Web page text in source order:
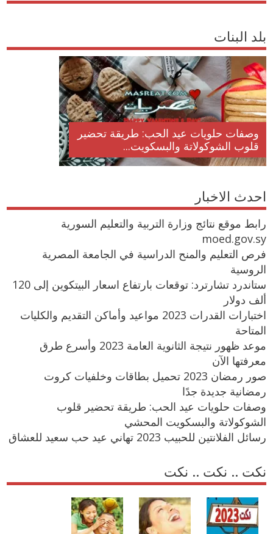
بلد البنات
وصفات حلويات عيد الحب: طريقة تحضير
قلوب الشوكولاتة والبسكويت...
احدث الاخبار
رابط موقع نتائج وزارة التربية والتعليم السورية
moed.gov.sy
فرص التعليم والمنح الدراسية في الجامعة المصرية
الروسية
ستاندرد تشارترد: توقعات بارتفاع اسعار البيتكوين إلى 120
ألف دولار
اختبارات القدرات 2023 مواعيد وأماكن التقديم والكليات
المتاحة
موعد ظهور نتيجة الثانوية العامة 2023 وأسرع طرق
معرفتها الآن
صور رمضان 2023 تحميل بطاقات وخلفيات كروت
رمضانية جديدة جدًا
وصفات حلويات عيد الحب: طريقة تحضير قلوب
الشوكولاتة والبسكويت المحشي
رسائل الفلانتين للحبيب 2023 تهاني عيد حب سعيد للعشاق
نكت .. نكت .. نكت